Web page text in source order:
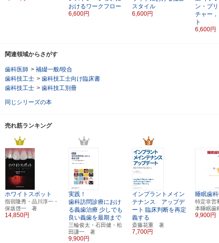
おけるワークフロー
6,600円
スタイル
6,600円
ン・ブ
チャー
ト
6,600円
関連領域からさがす
歯科医師 > 補綴一般/咬合
歯科技工士 > 歯科技工士向け臨床書
歯科技工士 > 歯科技工別冊
同じシリーズの本
売れ筋ランキング
ホワイトスポット
指宿隆秀・品川淳一・
保坂啓一 著
14,850円
実践！
歯科訪問診療におけ
る義歯治療 少しでも
良い義歯を最期まで
三輪俊太・石田健・松
田謙一 著
9,900円
インプラントメイン
テナンス アップデ
ート 臨床判断を再定
義する
斎藤花重 著
7,700円
睡眠歯
特定非営
本睡眠
9,900円